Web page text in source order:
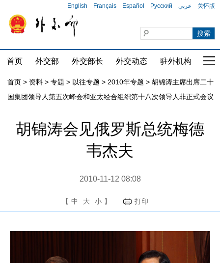
English Français Español Русский عربي 关怀版
首页 外交部 外交部长 外交动态 驻外机构 国
首页 > 资料 > 专题 > 以往专题 > 2010年专题 > 胡锦涛主席出席二十
国集团领导人第五次峰会和亚太经合组织第十八次领导人非正式会议
胡锦涛会见俄罗斯总统梅德
韦杰夫
2010-11-12 08:08
【 中 大 小 】 打印